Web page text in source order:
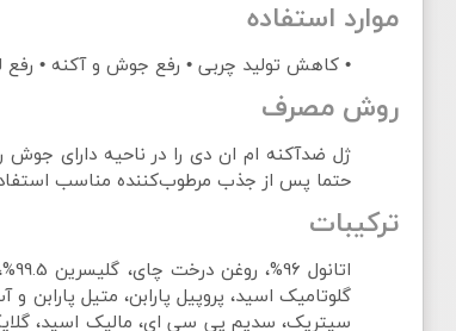
موارد استفاده
• کاهش تولید چربی • رفع جوش و آکنه •
روش مصرف
ژل ضدآکنه ام ان دی را در ناحیه دارای
حتما پس از جذب مرطوب‌کننده مناسب استفاده شود. حداقل تا 2
ترکیبات
گلوتامیک اسید، پروپیل پارابن، متیل